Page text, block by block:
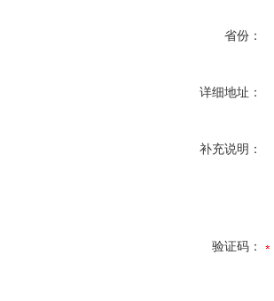
省份：
详细地址：
补充说明：
验证码：